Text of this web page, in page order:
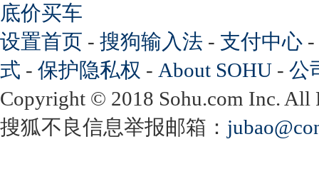
底价买车
设置首页 - 搜狗输入法 - 支付中心 -
式 - 保护隐私权 - About SOHU - 公
Copyright © 2018 Sohu.com Inc.
搜狐不良信息举报邮箱：